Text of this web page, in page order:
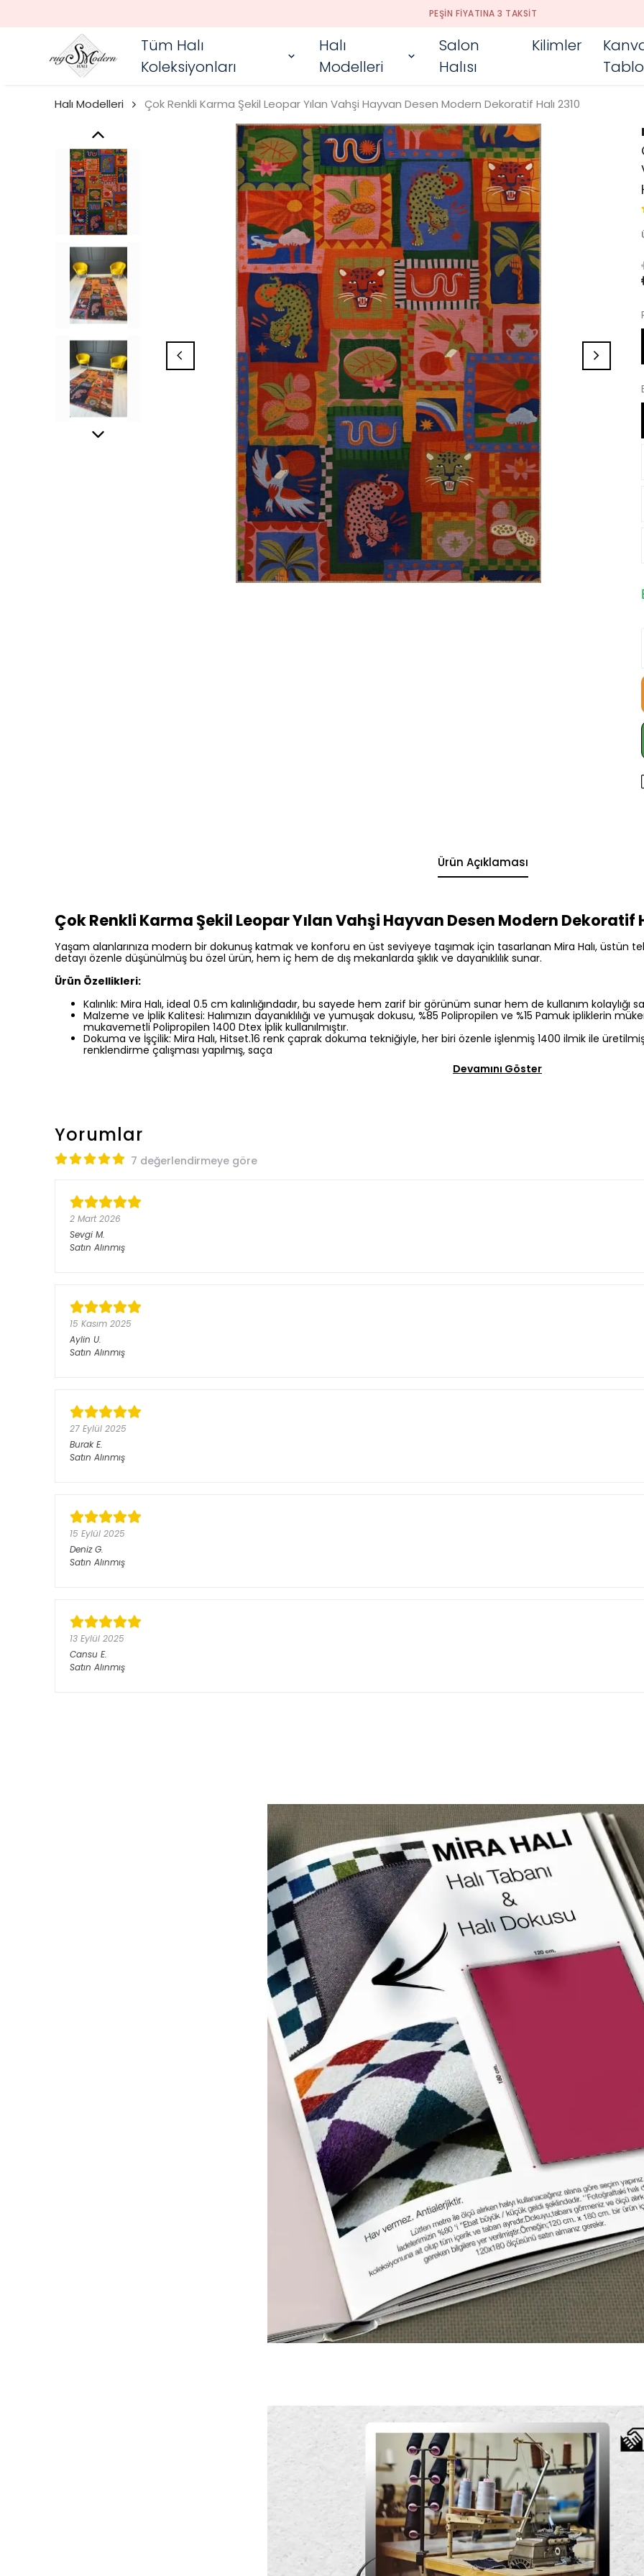
PEŞIN FIYATINA 3 TAKSIT
Tüm Halı
Koleksiyonları
Halı
Modelleri
Salon
Halısı
Kilimler
Halı Modelleri Çok Renkli Karma Şekil Leopar Yılan Vahşi Hayvan Desen Modern Dekoratif Halı 2310
Ürün Açıklaması
Çok Renkli Karma Şekil Leopar Yılan Vahşi Hayvan Desen Modern Dekoratif
Yaşam alanlarınıza modern bir dokunuş katmak ve konforu en üst seviyeye taşımak için tasarlanan Mira Halı, üstün
detayı özenle düşünülmüş bu özel ürün, hem iç hem de dış mekanlarda şıklık ve dayanıklılık sunar.
Ürün Özellikleri:
Kalınlık: Mira Halı, ideal 0.5 cm kalınlığındadır, bu sayede hem zarif bir görünüm sunar hem de kullanım kolaylığı
Malzeme ve İplik Kalitesi: Halımızın dayanıklılığı ve yumuşak dokusu, %85 Polipropilen ve %15 Pamuk ipliklerin
mukavemetli Polipropilen 1400 Dtex İplik kullanılmıştır.
Dokuma ve İşçilik: Mira Halı, Hitset.16 renk çaprak dokuma tekniğiyle, her biri özenle işlenmiş 1400 ilmik ile
renklendirme çalışması yapılmış, saça
Devamını Göster
Yorumlar
7 değerlendirmeye göre
2 Mart 2026
Sevgi M.
Satın Alınmış
15 Kasım 2025
Aylin U.
Satın Alınmış
27 Eylül 2025
Burak E.
Satın Alınmış
15 Eylül 2025
Deniz G.
Satın Alınmış
13 Eylül 2025
Cansu E.
Satın Alınmış